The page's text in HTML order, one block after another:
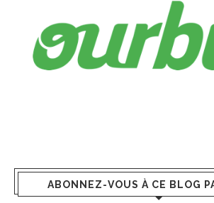
ABONNEZ-VOUS À CE BLOG